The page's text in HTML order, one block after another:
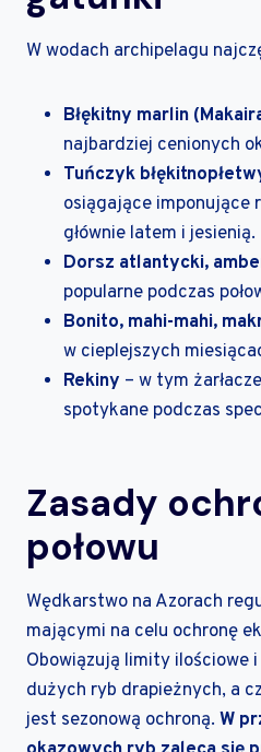
W wodach archipelagu
Błękitny marlin
najbardziej cenionych
Tuńczyk
osiągające imponujące
głównie latem i jesienią.
Dorsz atlantycki,
popularne podczas
Bonito, mahi-mahi,
w cieplejszych
Rekiny – w tym
spotykane podczas
Zasady
połowu
Wędkarstwo na Azorach
mającymi na celu ochronę
Obowiązują limity ilościowe
dużych ryb drapieżnych, a
jest sezonową ochroną. W